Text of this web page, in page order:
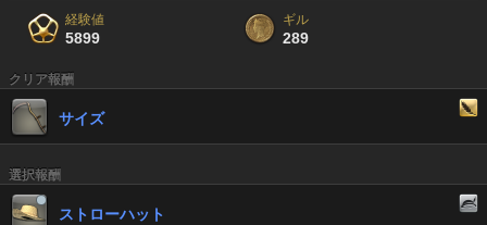
経験値
5899
ギル
289
クリア報酬
サイズ
選択報酬
ストローハット